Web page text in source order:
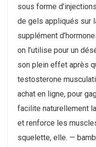
sous forme
de gels appliqués sur
supplément
on l’utilise pour un
son plein effet après
testosterone
achat en ligne, pour
facilite naturellement
et renforce les
squelette, elle. —